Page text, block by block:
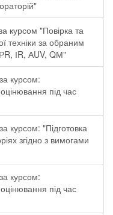
курсом "Повірка та
техніки за обраним
ІR, АUV, QМ"
курсом:
під час
курсом: "Підготовка
згідно з вимогами
курсом:
під час